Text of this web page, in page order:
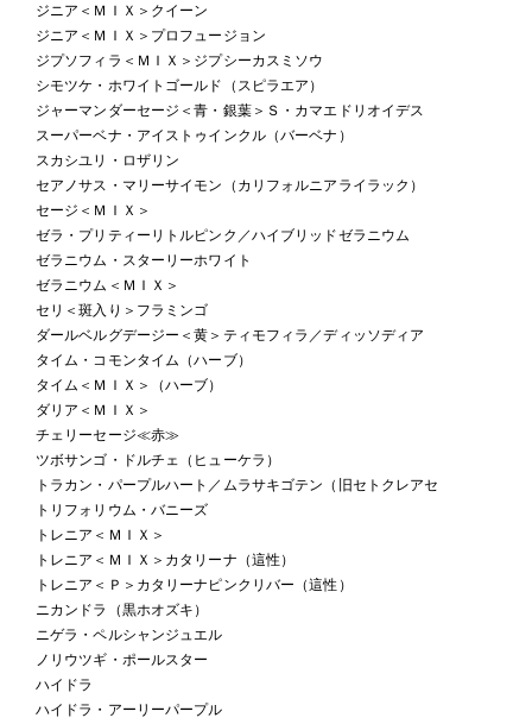
ジニア＜ＭＩＸ＞クイーン
ジニア＜ＭＩＸ＞プロフュージョン
ジプソフィラ＜ＭＩＸ＞ジプシーカスミソウ
シモツケ・ホワイトゴールド（スピラエア）
ジャーマンダーセージ＜青・銀葉＞Ｓ・カマエドリオイデス
スーパーベナ・アイストゥインクル（バーベナ）
スカシユリ・ロザリン
セアノサス・マリーサイモン（カリフォルニアライラック）
セージ＜ＭＩＸ＞
ゼラ・プリティーリトルピンク／ハイブリッドゼラニウム
ゼラニウム・スターリーホワイト
ゼラニウム＜ＭＩＸ＞
セリ＜斑入り＞フラミンゴ
ダールベルグデージー＜黄＞ティモフィラ／ディッソディア
タイム・コモンタイム（ハーブ）
タイム＜ＭＩＸ＞（ハーブ）
ダリア＜ＭＩＸ＞
チェリーセージ≪赤≫
ツボサンゴ・ドルチェ（ヒューケラ）
トラカン・パープルハート／ムラサキゴテン（旧セトクレアセ
トリフォリウム・バニーズ
トレニア＜ＭＩＸ＞
トレニア＜ＭＩＸ＞カタリーナ（這性）
トレニア＜Ｐ＞カタリーナピンクリバー（這性）
ニカンドラ（黒ホオズキ）
ニゲラ・ペルシャンジュエル
ノリウツギ・ポールスター
ハイドラ
ハイドラ・アーリーパープル